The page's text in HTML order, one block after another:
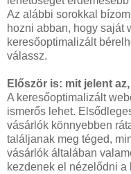
Az alábbi sorokkal
hozni abban, hogy saját
keresőoptimalizált
válassz.
Először is: mit jelent
A keresőoptimalizált
ismerős lehet.
vásárlók könnyebben
találjanak meg téged,
vásárlók általában
kezdenek el nézelődni